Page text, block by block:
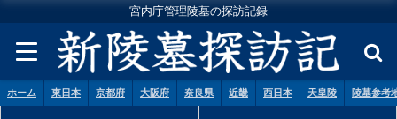
宮内庁管理陵墓の探訪記録
ホーム 東日本 京都府 大阪府 奈良県 近畿 西日本 天皇陵 陵墓参考